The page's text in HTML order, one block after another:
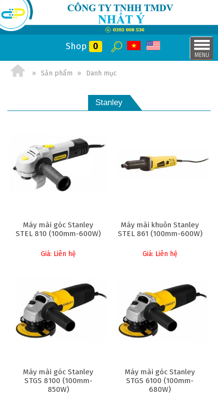
Shop 0
Sản phẩm Danh mục
Stanley
Máy mài góc Stanley
STEL 810 (100mm-600W)
Giá: Liên hệ
Máy mài khuôn Stanley
STEL 861 (100mm-600W)
Giá: Liên hệ
Máy mài góc Stanley
STGS 8100 (100mm-
850W)
Máy mài góc Stanley
STGS 6100 (100mm-
680W)